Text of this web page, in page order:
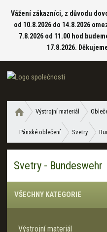
Vážení zákazníci, z důvodu
od 10.8.2026 do 14.8.2026
7.8.2026 od 11.00 hod
17.8.2026.
v
o
d
í
r
a
a
Výstrojní materiál
Pánské oblečení Svetry
Svetry - Bundeswehr
VŠECHNY KATEGORIE
Výstrojní materiál